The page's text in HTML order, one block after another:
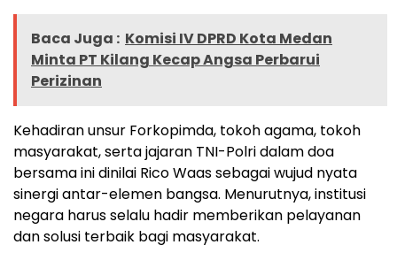
Baca Juga : Komisi IV DPRD Kota Medan
Minta PT Kilang Kecap Angsa Perbarui
Perizinan
Kehadiran unsur Forkopimda, tokoh agama, tokoh
masyarakat, serta jajaran TNI-Polri dalam doa
bersama ini dinilai Rico Waas sebagai wujud nyata
sinergi antar-elemen bangsa. Menurutnya, institusi
negara harus selalu hadir memberikan pelayanan
dan solusi terbaik bagi masyarakat.